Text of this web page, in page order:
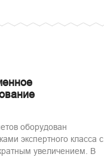
оборудован
экспертного класса с
увеличением. В